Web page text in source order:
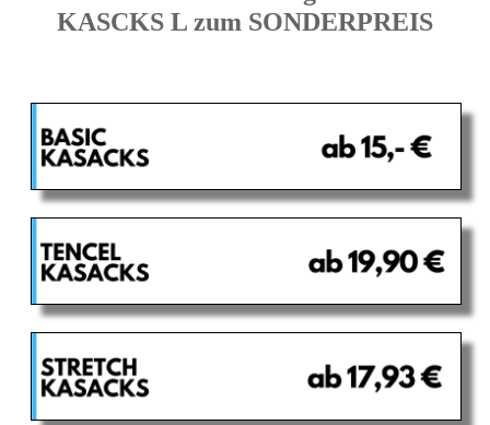
KASCKS L zum SONDERPREIS